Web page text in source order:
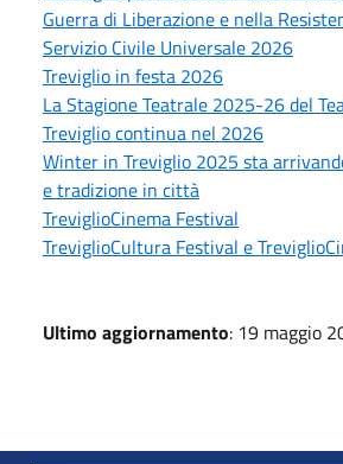
Guerra di Liberazione e nella
Servizio Civile Universale 2026
Treviglio in festa 2026
La Stagione Teatrale 2025-26 del
Treviglio continua nel 2026
Winter in Treviglio 2025 sta
e tradizione in città
TreviglioCinema Festival
TreviglioCultura Festival e
Ultimo aggiornamento: 19 maggio